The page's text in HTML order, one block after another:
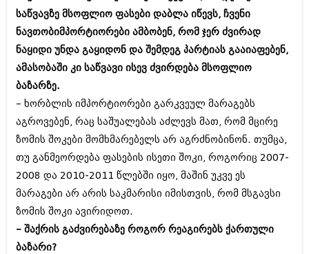
აპრილი 2012 (294)
მარტი 2012 (259)
თებერვალი 2012 (376)
იანვარი 2012 (322)
ნოემბერი 2011 (471)
ოქტომბერი 2011 (754)
სექტემბერი 2011 (407)
აგვისტო 2011 (249)
ივლისი 2011 (400)
ივნისი 2011 (438)
აპრილი 2011 (294)
მარტი 2011 (654)
თებერვალი 2011 (329)
იანვარი 2011 (647)
(157)
დეკემბერი 2010 (881)
ნოემბერი 2010 (422)
საწვავზე მსოფლიო ფასები დაბლა იწევს, ჩვენი
ნავთობიმპორტიორები ამბობენ, რომ ჯერ ძვირად
ნაყიდი უნდა გაყიდონ და შემდეგ პარტიას გააიაფებენ,
ამასობაში კი საწვავი ისევ ძვირდება მსოფლიო
ბაზარზე.
– ხორბლის იმპორტიორები გარკვეულ მარაგებს
აგროვებენ, რაც საშუალებას აძლევს მათ, რომ მცირე
ზომის შოკები მომხმარებელს არ აგრძნობინონ. თუმცა,
თუ განმეორდება ფასების ისეთი შოკი, როგორიც 2007-
2008 და 2010-2011 წლებში იყო, მაშინ უკვე ეს
მარაგები არ არის საკმარისი იმისთვის, რომ მსგავსი
ზომის შოკი ავირიდოთ.
– შაქრის გაძვირებაზე როგორ რეაგირებს ქართული
ბაზარი?